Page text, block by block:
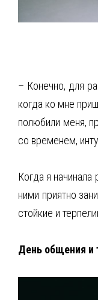
– Конечно, для
когда ко мне
полюбили меня,
со временем,
Когда я
ними приятно
стойкие и
День общения и